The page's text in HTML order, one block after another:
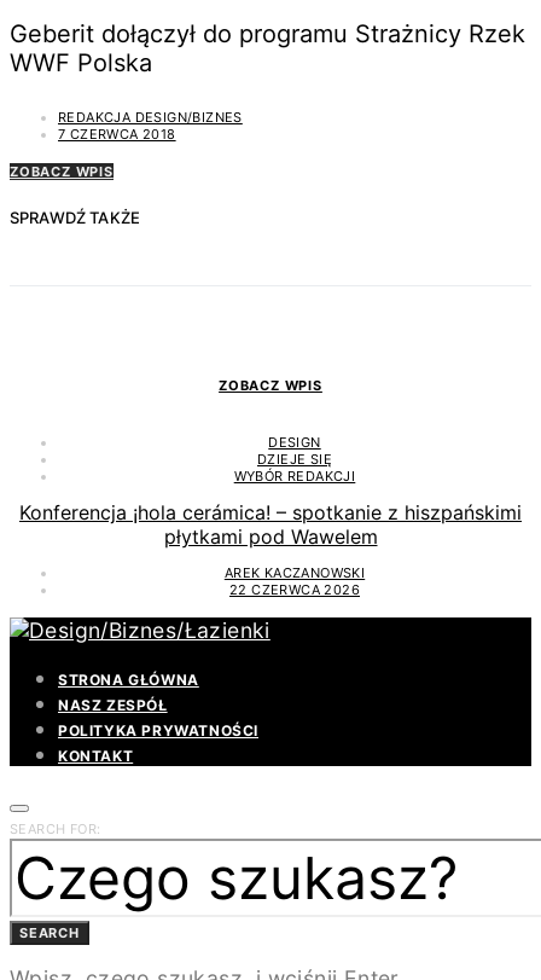
Geberit dołączył do programu Strażnicy Rzek
WWF Polska
REDAKCJA DESIGN/BIZNES
7 CZERWCA 2018
ZOBACZ WPIS
SPRAWDŹ TAKŻE
ZOBACZ WPIS
DESIGN
DZIEJE SIĘ
WYBÓR REDAKCJI
Konferencja ¡hola cerámica! – spotkanie z hiszpańskimi
płytkami pod Wawelem
AREK KACZANOWSKI
22 CZERWCA 2026
STRONA GŁÓWNA
NASZ ZESPÓŁ
POLITYKA PRYWATNOŚCI
KONTAKT
SEARCH FOR:
SEARCH